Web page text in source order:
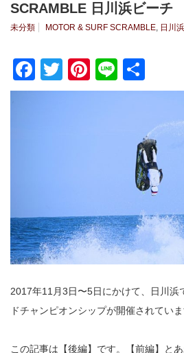
SCRAMBLE 日川浜ビーチ
未分類 MOTOR & SURF SCRAMBLE, 日川浜
Facebook
TwitterPinterest
Line
有
2017年11月3日〜5日にかけて、日川浜
ドチャンピオンシップが開催されていま
この記事は【後編】です。【前編】と